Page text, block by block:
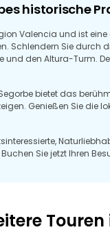
historische
Valencia und ist
Schlendern Sie durch
und den Altura-Turm.
bietet das
Genießen Sie die
Sie jetzt Ihren